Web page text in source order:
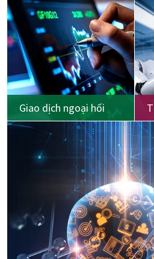
Giao dịch ngoại hối